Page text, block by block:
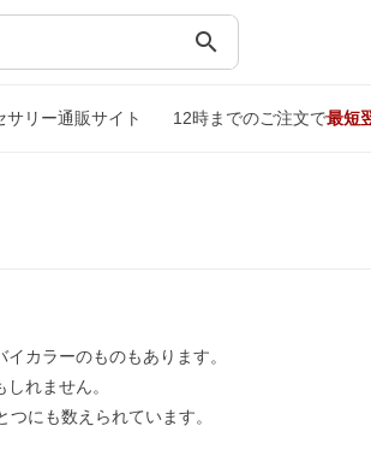
search
リー通販サイト 12時までのご注文で最短
カラーのものもあります。
れません。
にも数えられています。